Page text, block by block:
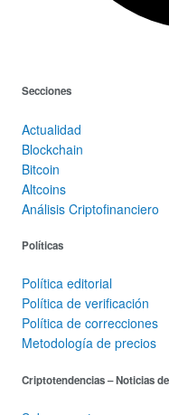
Secciones
Actualidad
Blockchain
Bitcoin
Altcoins
Análisis Criptofinanciero
Políticas
Política editorial
Política de verificación
Política de correcciones
Metodología de precios
Criptotendencias – Noticias